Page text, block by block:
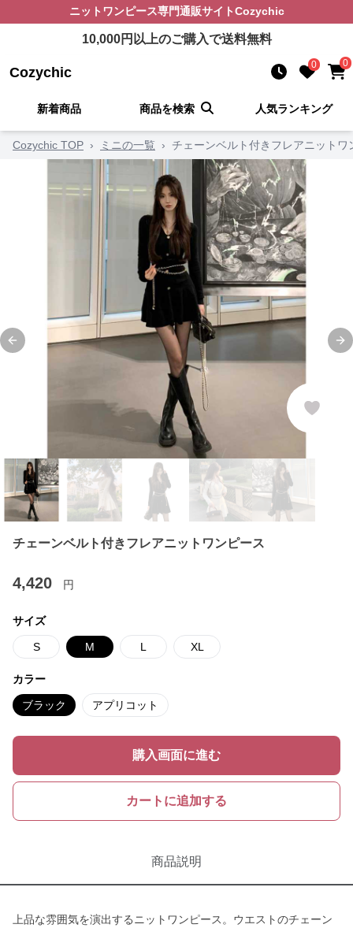
ニットワンピース専門通販サイトCozychic
10,000円以上のご購入で送料無料
Cozychic 0 0
新着商品 商品を検索 人気ランキング
Cozychic TOP › ミニの一覧 › チェーンベルト付きフレアニットワ
Previous slide
チェーンベルト付きフレアニットワンピース
4,420 円
サイズ
S M L XL
カラー
ブラック アプリコット
購入画面に進む
カートに追加する
商品説明
上品な雰囲気を演出するニットワンピース。ウエストのチェーン